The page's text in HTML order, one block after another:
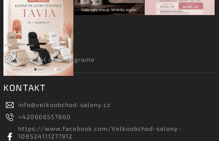
Sledovať na Instagrame
KONTAKT
info@velkoobchod-salony.cz
+420606557860
https://www.facebook.com/Velkoobchod-salony-
108524111277912